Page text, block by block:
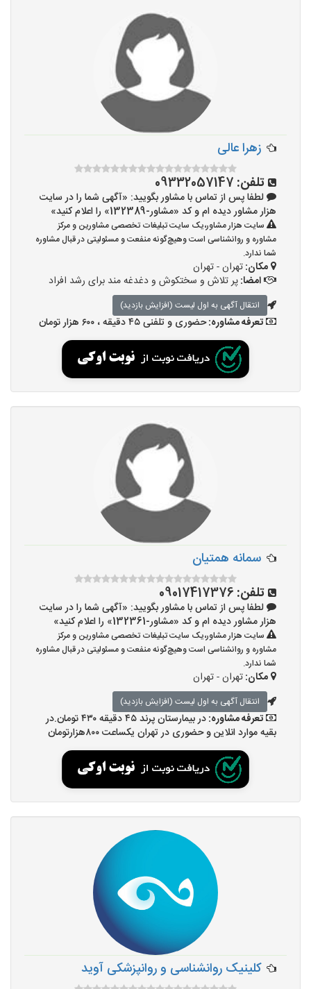
زهرا عالی
تلفن: 09332057147
لطفا پس از تماس با مشاور بگویید: «آگهی شما را در سایت
هزار مشاور دیده ام و کد «مشاور-132389» را اعلام کنید»
سایت هزار مشاور،یک سایت تبلیغات تخصصی مشاورین و مرکز
مشاوره و روانشناسی است وهیچ‌گونه منفعت و مسئولیتی در قبال مشاوره
شما ندارد.
مکان:تهران - تهران
امضا:پر تلاش و سختکوش و دغدغه مند برای رشد افراد
انتقال آگهی به اول لیست (افزایش بازدید)
تعرفه مشاوره:حضوری و تلفنی ۴۵ دقیقه ، ۶۰۰ هزار تومان
سمانه همتیان
تلفن: 09017417376
لطفا پس از تماس با مشاور بگویید: «آگهی شما را در سایت
هزار مشاور دیده ام و کد «مشاور-132361» را اعلام کنید»
سایت هزار مشاور،یک سایت تبلیغات تخصصی مشاورین و مرکز
مشاوره و روانشناسی است وهیچ‌گونه منفعت و مسئولیتی در قبال مشاوره
شما ندارد.
مکان:تهران - تهران
انتقال آگهی به اول لیست (افزایش بازدید)
تعرفه مشاوره:
در بیمارستان پرند ۴۵ دقیقه ۴۳۰ تومان.در
بقیه موارد انلاین و حضوری در تهران یکساعت ۸۰۰هزارتومان
کلینیک روانشناسی و روانپزشکی آوید